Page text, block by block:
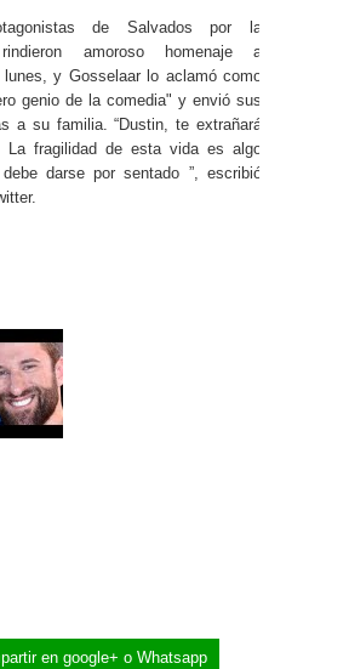
de Salvados por la
amoroso homenaje a
lunes, y Gosselaar lo aclamó como
genio de la comedia" y envió sus
a su familia. “Dustin, te extrañará
La fragilidad de esta vida es algo
darse por sentado ”, escribió
en google+ o Whatsapp